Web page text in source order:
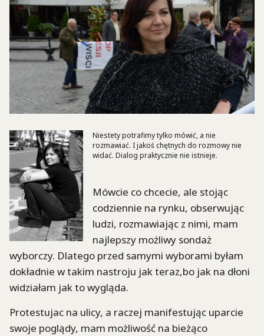
Niestety potrafimy tylko mówić, a nie
rozmawiać. I jakoś chętnych do rozmowy nie
widać. Dialog praktycznie nie istnieje.
Mówcie co chcecie, ale stojąc
codziennie na rynku, obserwując
ludzi, rozmawiając z nimi, mam
najlepszy możliwy sondaż
wyborczy. Dlatego przed samymi wyborami byłam
dokładnie w takim nastroju jak teraz,bo jak na dłoni
widziałam jak to wygląda.
Protestujac na ulicy, a raczej manifestując uparcie
swoje poglądy, mam możliwość na bieżąco